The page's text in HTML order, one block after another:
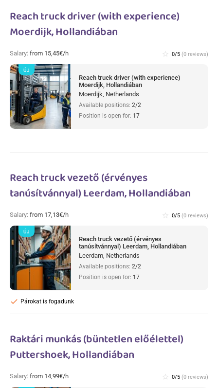
Reach truck driver (with experience)
Moerdijk, Hollandiában
Salary: from 15,45€/h star_border 0/5 (0 reviews)
Reach truck driver (with experience)
Moerdijk, Hollandiában
Moerdijk, Netherlands
Available positions: 2/2
Position is open for: 17
ÚJ
Reach truck vezető (érvényes
tanúsítvánnyal) Leerdam, Hollandiában
Salary: from 17,13€/h star_border 0/5 (0 reviews)
Reach truck vezető (érvényes
tanúsítvánnyal) Leerdam, Hollandiában
Leerdam, Netherlands
Available positions: 2/2
Position is open for: 17
Párokat is fogadunk
check
ÚJ
Raktári munkás (büntetlen előélettel)
Puttershoek, Hollandiában
Salary: from 14,99€/h star_border 0/5 (0 reviews)